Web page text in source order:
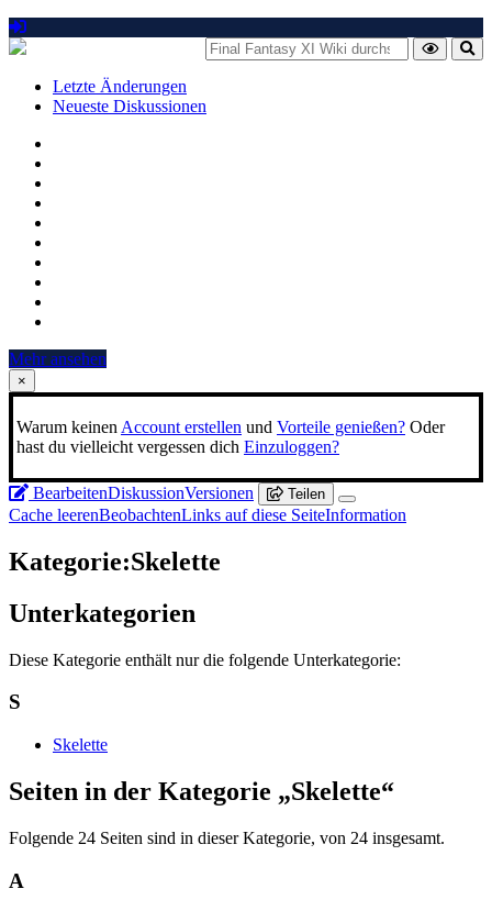
Letzte Änderungen
Neueste Diskussionen
Mehr ansehen
×
Warum keinen Account erstellen und Vorteile genießen? Oder
hast du vielleicht vergessen dich Einzuloggen?
BearbeitenDiskussionVersionen Teilen
Cache leerenBeobachtenLinks auf diese SeiteInformation
Kategorie:Skelette
Unterkategorien
Diese Kategorie enthält nur die folgende Unterkategorie:
S
Skelette
Seiten in der Kategorie „Skelette“
Folgende 24 Seiten sind in dieser Kategorie, von 24 insgesamt.
A